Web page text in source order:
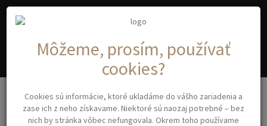
OSMETIC
CERA WAVESTYLER MINI Bravehead 2375 – minikulma na vlasy
Môžeme, prosím, používať
cookies?
Cookies sú informácie, ktoré ukladáme do vášho zariadenia a
zase ich z neho získavame. Niektoré sú naozaj potrebné – bez
nich by stránka vôbec nefungovala. Okrem toho používame